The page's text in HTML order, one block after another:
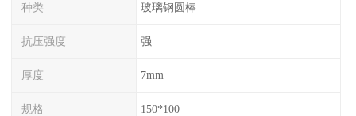
种类 玻璃钢圆棒
抗压强度 强
厚度 7mm
规格 150*100